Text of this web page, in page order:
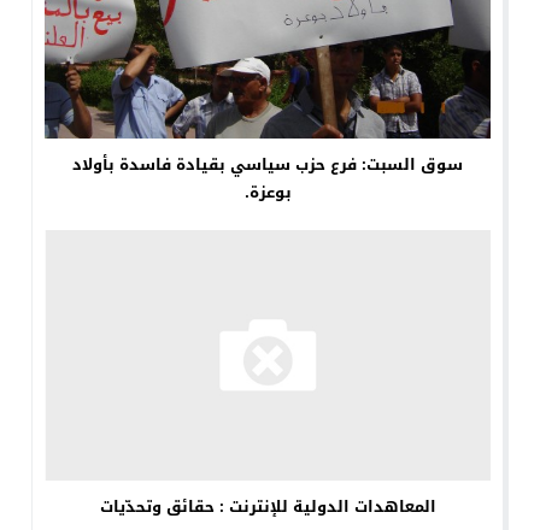
سوق السبت: فرع حزب سياسي بقيادة فاسدة بأولاد
بوعزة.
المعاهدات الدولية للإنترنت : حقائق وتحدّيات